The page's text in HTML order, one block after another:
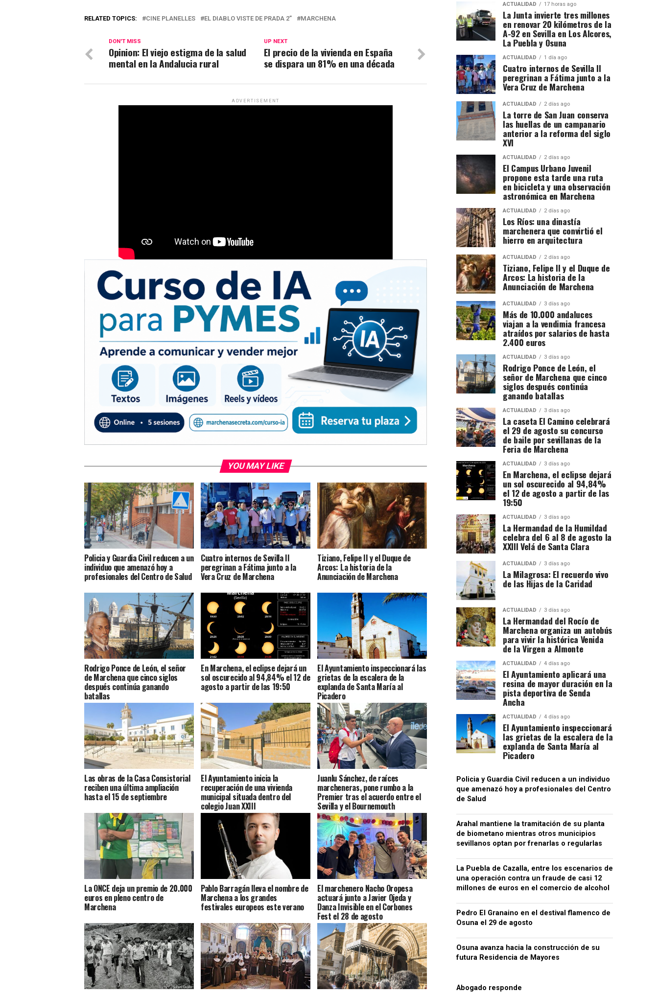
RELATED TOPICS: CINE PLANELLES EL DIABLO VISTE DE PRADA 2” MARCHENA
UP NEXT
El precio de la vivienda en España
se dispara un 81% en una década
DON'T MISS
Opinion: El viejo estigma de la salud
mental en la Andalucia rural
ADVERTISEMENT
YOU MAY LIKE
Policia y Guardia Civil reducen a un
individuo que amenazó hoy a
profesionales del Centro de Salud
Cuatro internos de Sevilla II
peregrinan a Fátima junto a la
Vera Cruz de Marchena
Tiziano, Felipe II y el Duque de
Arcos: La historia de la
Anunciación de Marchena
Rodrigo Ponce de León, el señor
de Marchena que cinco siglos
después continúa ganando
batallas
En Marchena, el eclipse dejará un
sol oscurecido al 94,84% el 12 de
agosto a partir de las 19:50
El Ayuntamiento inspeccionará las
grietas de la escalera de la
explanda de Santa María al
Picadero
Las obras de la Casa Consistorial
reciben una última ampliación
hasta el 15 de septiembre
El Ayuntamiento inicia la
recuperación de una vivienda
municipal situada dentro del
colegio Juan XXIII
Juanlu Sánchez, de raíces
marcheneras, pone rumbo a la
Premier tras el acuerdo entre el
Sevilla y el Bournemouth
La ONCE deja un premio de 20.000
euros en pleno centro de
Marchena
Pablo Barragán lleva el nombre de
Marchena a los grandes
festivales europeos este verano
El marchenero Nacho Oropesa
actuará junto a Javier Ojeda y
Danza Invisible en el Corbones
Fest el 28 de agosto
ACTUALIDAD 17 horas ago
La Junta invierte tres millones
en renovar 20 kilómetros de la
A-92 en Sevilla en Los Alcores,
La Puebla y Osuna
ACTUALIDAD 1 día ago
Cuatro internos de Sevilla II
peregrinan a Fátima junto a la
Vera Cruz de Marchena
ACTUALIDAD 2 días ago
La torre de San Juan conserva
las huellas de un campanario
anterior a la reforma del siglo
XVI
ACTUALIDAD 2 días ago
El Campus Urbano Juvenil
propone esta tarde una ruta
en bicicleta y una observación
astronómica en Marchena
ACTUALIDAD 2 días ago
Los Ríos: una dinastía
marchenera que convirtió el
hierro en arquitectura
ACTUALIDAD 2 días ago
Tiziano, Felipe II y el Duque de
Arcos: La historia de la
Anunciación de Marchena
ACTUALIDAD 3 días ago
Más de 10.000 andaluces
viajan a la vendimia francesa
atraídos por salarios de hasta
2.400 euros
ACTUALIDAD 3 días ago
Rodrigo Ponce de León, el
señor de Marchena que cinco
siglos después continúa
ganando batallas
ACTUALIDAD 3 días ago
La caseta El Camino celebrará
el 29 de agosto su concurso
de baile por sevillanas de la
Feria de Marchena
ACTUALIDAD 3 días ago
En Marchena, el eclipse dejará
un sol oscurecido al 94,84%
el 12 de agosto a partir de las
19:50
ACTUALIDAD 3 días ago
La Hermandad de la Humildad
celebra del 6 al 8 de agosto la
XXIII Velá de Santa Clara
ACTUALIDAD 3 días ago
La Milagrosa: El recuerdo vivo
de las Hijas de la Caridad
ACTUALIDAD 3 días ago
La Hermandad del Rocío de
Marchena organiza un autobús
para vivir la histórica Venida
de la Virgen a Almonte
ACTUALIDAD 4 días ago
El Ayuntamiento aplicará una
resina de mayor duración en la
pista deportiva de Senda
Ancha
ACTUALIDAD 4 días ago
El Ayuntamiento inspeccionará
las grietas de la escalera de la
explanda de Santa María al
Picadero
Policia y Guardia Civil reducen a un individuo
que amenazó hoy a profesionales del Centro
de Salud
Arahal mantiene la tramitación de su planta
de biometano mientras otros municipios
sevillanos optan por frenarlas o regularlas
La Puebla de Cazalla, entre los escenarios de
una operación contra un fraude de casi 12
millones de euros en el comercio de alcohol
Pedro El Granaino en el destival flamenco de
Osuna el 29 de agosto
Osuna avanza hacia la construcción de su
futura Residencia de Mayores
Abogado responde